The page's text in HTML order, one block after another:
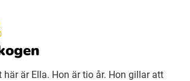
här är Ella. Hon är tio år. Hon gillar att